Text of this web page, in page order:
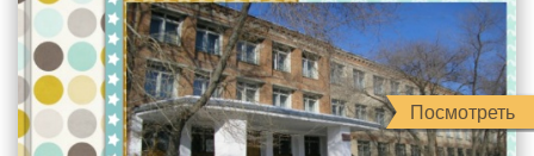
Посмотреть